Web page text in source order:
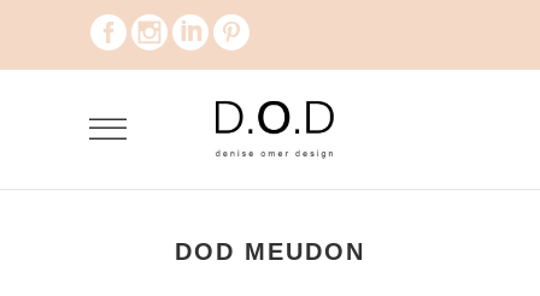
DOD MEUDON